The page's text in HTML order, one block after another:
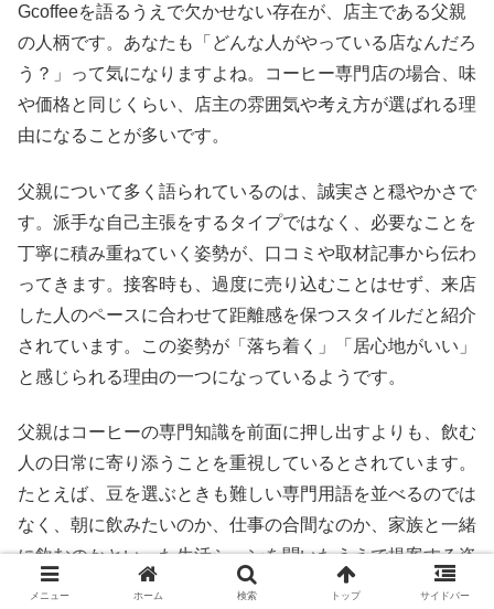
Gcoffeeを語るうえで欠かせない存在が、店主である父親
の人柄です。あなたも「どんな人がやっている店なんだろ
う？」って気になりますよね。コーヒー専門店の場合、味
や価格と同じくらい、店主の雰囲気や考え方が選ばれる理
由になることが多いです。
父親について多く語られているのは、誠実さと穏やかさで
す。派手な自己主張をするタイプではなく、必要なことを
丁寧に積み重ねていく姿勢が、口コミや取材記事から伝わ
ってきます。接客時も、過度に売り込むことはせず、来店
した人のペースに合わせて距離感を保つスタイルだと紹介
されています。この姿勢が「落ち着く」「居心地がいい」
と感じられる理由の一つになっているようです。
父親はコーヒーの専門知識を前面に押し出すよりも、飲む
人の日常に寄り添うことを重視しているとされています。
たとえば、豆を選ぶときも難しい専門用語を並べるのでは
なく、朝に飲みたいのか、仕事の合間なのか、家族と一緒
に飲むのかといった生活シーンを聞いたうえで提案する姿
勢が見られます。これは焙煎度合いや豆の個性を、体感ベ
メニュー ホーム 検索 トップ サイドバー